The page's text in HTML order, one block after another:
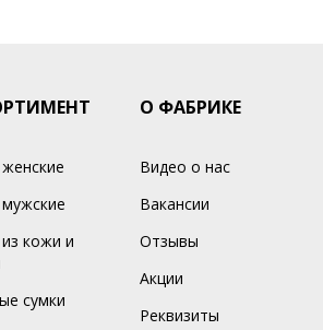
кожи и
сумки
О ФАБРИКЕ
Видео о нас
Вакансии
Отзывы
Акции
Реквизиты